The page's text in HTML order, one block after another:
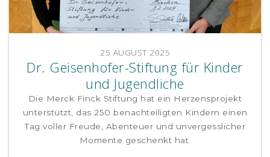
25 AUGUST 2025
Dr. Geisenhofer-Stiftung für Kinder
und Jugendliche
Die Merck Finck Stiftung hat ein Herzensprojekt
unterstützt, das 250 benachteiligten Kindern einen
Tag voller Freude, Abenteuer und unvergesslicher
Momente geschenkt hat.